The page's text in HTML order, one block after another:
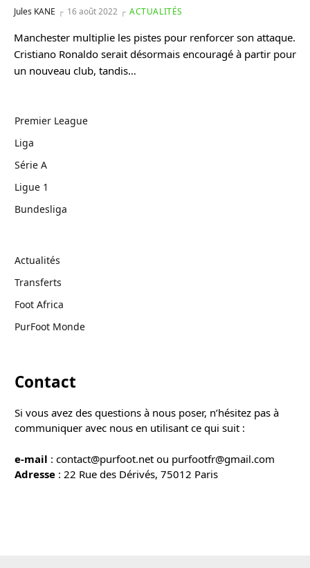
Jules KANE 16 août 2022 ACTUALITÉS
Manchester multiplie les pistes pour renforcer son attaque.
Cristiano Ronaldo serait désormais encouragé à partir pour
un nouveau club, tandis…
Premier League
Liga
Série A
Ligue 1
Bundesliga
Actualités
Transferts
Foot Africa
PurFoot Monde
Contact
Si vous avez des questions à nous poser, n’hésitez pas à
communiquer avec nous en utilisant ce qui suit :
e-mail : contact@purfoot.net ou purfootfr@gmail.com
Adresse : 22 Rue des Dérivés, 75012 Paris